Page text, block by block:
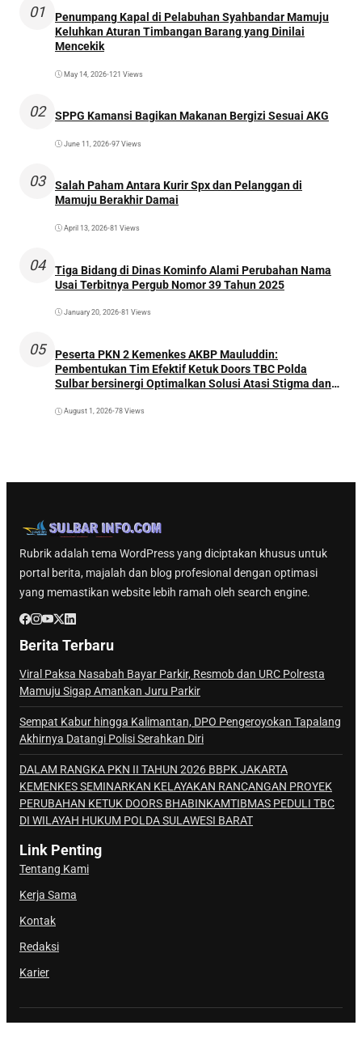
01
Penumpang Kapal di Pelabuhan Syahbandar Mamuju
Keluhkan Aturan Timbangan Barang yang Dinilai
Mencekik
May 14, 2026•121 Views
02 SPPG Kamansi Bagikan Makanan Bergizi Sesuai AKG
June 11, 2026•97 Views
03
Salah Paham Antara Kurir Spx dan Pelanggan di
Mamuju Berakhir Damai
April 13, 2026•81 Views
04
Tiga Bidang di Dinas Kominfo Alami Perubahan Nama
Usai Terbitnya Pergub Nomor 39 Tahun 2025
January 20, 2026•81 Views
05
Peserta PKN 2 Kemenkes AKBP Mauluddin:
Pembentukan Tim Efektif Ketuk Doors TBC Polda
Sulbar bersinergi Optimalkan Solusi Atasi Stigma dan
August 1, 2026•78 Views
Rubrik adalah tema WordPress yang diciptakan khusus untuk
portal berita, majalah dan blog profesional dengan optimasi
yang memastikan website lebih ramah oleh search engine.
Berita Terbaru
Viral Paksa Nasabah Bayar Parkir, Resmob dan URC Polresta
Mamuju Sigap Amankan Juru Parkir
Sempat Kabur hingga Kalimantan, DPO Pengeroyokan Tapalang
Akhirnya Datangi Polisi Serahkan Diri
DALAM RANGKA PKN II TAHUN 2026 BBPK JAKARTA
KEMENKES SEMINARKAN KELAYAKAN RANCANGAN PROYEK
PERUBAHAN KETUK DOORS BHABINKAMTIBMAS PEDULI TBC
DI WILAYAH HUKUM POLDA SULAWESI BARAT
Link Penting
Tentang Kami
Kerja Sama
Kontak
Redaksi
Karier